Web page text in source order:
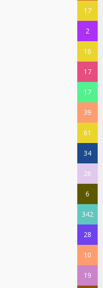
17
2
16
17
17
39
61
34
26
6
342
28
10
19